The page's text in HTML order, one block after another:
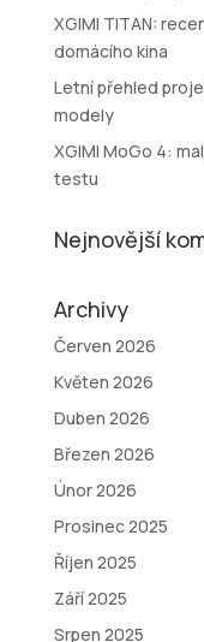
XGIMI TITAN:
domácího kina
Letní přehled
modely
XGIMI MoGo 4:
testu
Nejnovější
Archivy
Červen 2026
Květen 2026
Duben 2026
Březen 2026
Únor 2026
Prosinec 2025
Říjen 2025
Září 2025
Srpen 2025